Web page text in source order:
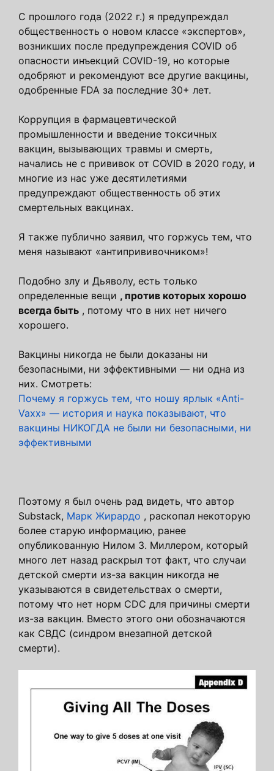
С прошлого года (2022 г.) я предупреждал
общественность о новом классе «экспертов»,
возникших после предупреждения COVID об
опасности инъекций COVID-19, но которые
одобряют и рекомендуют все другие вакцины,
одобренные FDA за последние 30+ лет.
Коррупция в фармацевтической
промышленности и введение токсичных
вакцин, вызывающих травмы и смерть,
начались не с прививок от COVID в 2020 году, и
многие из нас уже десятилетиями
предупреждают общественность об этих
смертельных вакцинах.
Я также публично заявил, что горжусь тем, что
меня называют «антипрививочником»!
Подобно злу и Дьяволу, есть только
определенные вещи , против которых хорошо
всегда быть , потому что в них нет ничего
хорошего.
Вакцины никогда не были доказаны ни
безопасными, ни эффективными — ни одна из
них. Смотреть:
Почему я горжусь тем, что ношу ярлык «Anti-
Vaxx» — история и наука показывают, что
вакцины НИКОГДА не были ни безопасными, ни
эффективными
Поэтому я был очень рад видеть, что автор
Substack, Марк Жирардо , раскопал некоторую
более старую информацию, ранее
опубликованную Нилом З. Миллером, который
много лет назад раскрыл тот факт, что случаи
детской смерти из-за вакцин никогда не
указываются в свидетельствах о смерти,
потому что нет норм CDC для причины смерти
из-за вакцин. Вместо этого они обозначаются
как СВДС (синдром внезапной детской
смерти).